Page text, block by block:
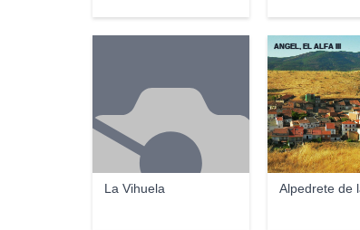
La Vihuela Alpedrete de
ANGEL, EL ALFA III